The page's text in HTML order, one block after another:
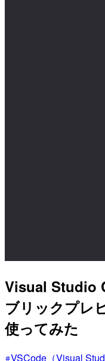
Visual Studio
ブリックプレ
使ってみた
VSCode（Visual